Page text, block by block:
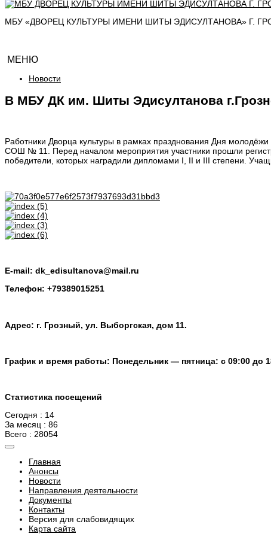
МБУ «ДВОРЕЦ КУЛЬТУРЫ ИМЕНИ ШИТЫ ЭДИСУЛТАНОВА» Г.
МЕНЮ
Новости
В МБУ ДК им. Шиты Эдисултанова
Работники Дворца культуры в рамках празднования Дня
СОШ № 11. Перед началом мероприятия участники прошли
победители, которых наградили дипломами I, II и III степени.
E-mail: dk_edisultanova@mail.ru
Телефон: +79389015251
Адрес: г. Грозный, ул. Выборгская, дом 11.
График и время работы: Понедельник — пятница: с 09:00 до
Статистика посещений
Сегодня : 14
За месяц : 86
Всего : 28054
Главная
Анонсы
Новости
Направления деятельности
Документы
Контакты
Версия для слабовидящих
Карта сайта